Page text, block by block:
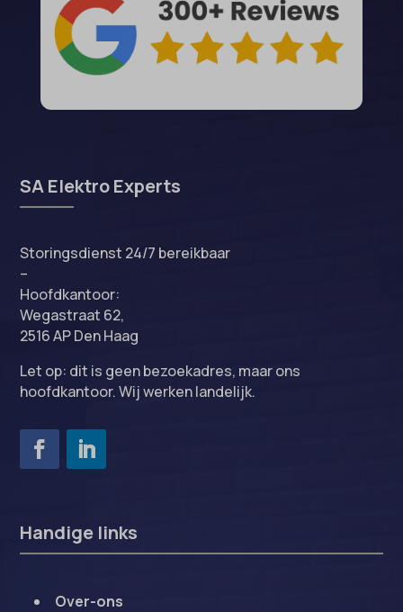
SA Elektro Experts
Storingsdienst 24/7 bereikbaar
–
Hoofdkantoor:
Wegastraat 62,
2516 AP Den Haag
Let op: dit is geen bezoekadres, maar ons
hoofdkantoor. Wij werken landelijk.
Handige links
Over-ons